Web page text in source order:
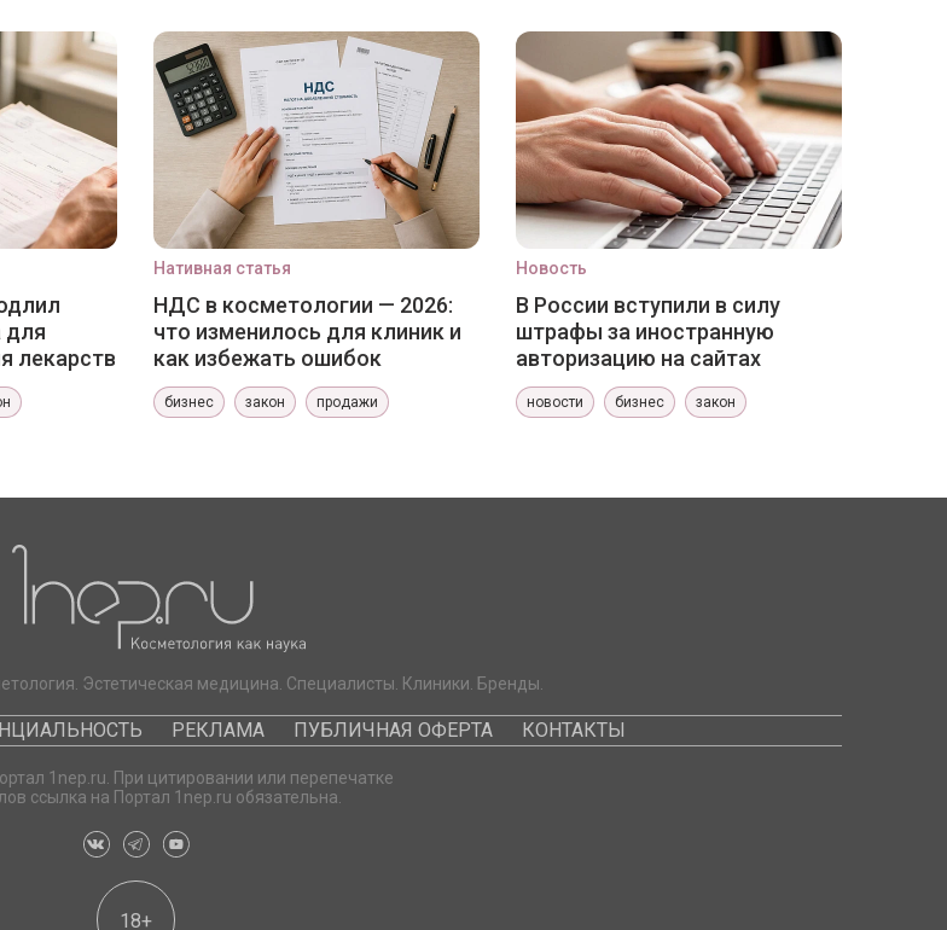
для
лекарств
Нативная статья
НДС в косметологии — 2026:
что изменилось для клиник и
как избежать ошибок
бизнес закон продажи
Новость
В России вступили в силу
штрафы за иностранную
авторизацию на сайтах
новости бизнес закон
Эстетическая медицина. Специалисты. Клиники. Бренды.
РЕКЛАМА ПУБЛИЧНАЯ ОФЕРТА КОНТАКТЫ
1nep.ru. При цитировании или перепечатке
ссылка на Портал 1nep.ru обязательна.
18+